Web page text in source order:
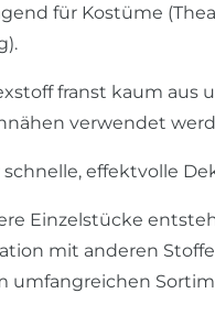
für Kostüme
franst kaum aus
verwendet
schnelle, effektvolle
Einzelstücke
mit anderen
umfangreichen